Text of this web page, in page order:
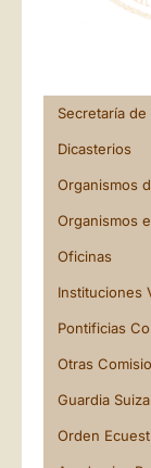
Secretaría de
Dicasterios
Organismos
Organismos
Oficinas
Instituciones
Pontificias
Otras
Guardia
Orden